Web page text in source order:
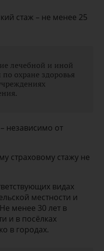
стаж – не менее 25
лечебной и иной
по охране здоровья
независимо от
страховому стажу не
видах
местности и
менее 30 лет в
и в посёлках
в городах.